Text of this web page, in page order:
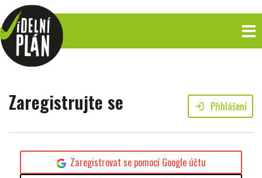
Zaregistrujte se login Přihlášení
Zaregistrovat se pomocí Google účtu